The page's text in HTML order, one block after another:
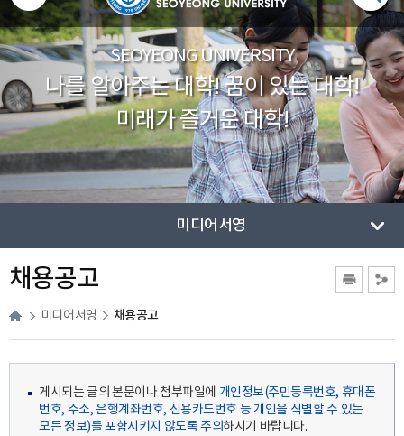
SEOYEONG UNIVERSITY
나를 알아주는 대학! 꿈이 있는 대학!
미래가 즐거운 대학!
미디어서영
채용공고
미디어서영 채용공고
게시되는 글의 본문이나 첨부파일에 개인정보(주민등록번호, 휴대폰
번호, 주소, 은행계좌번호, 신용카드번호 등 개인을 식별할 수 있는
모든 정보)를 포함시키지 않도록 주의하시기 바랍니다.